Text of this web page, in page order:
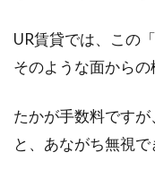
UR賃貸では、この
そのような面からの
たかが手数料です
と、あながち無視で